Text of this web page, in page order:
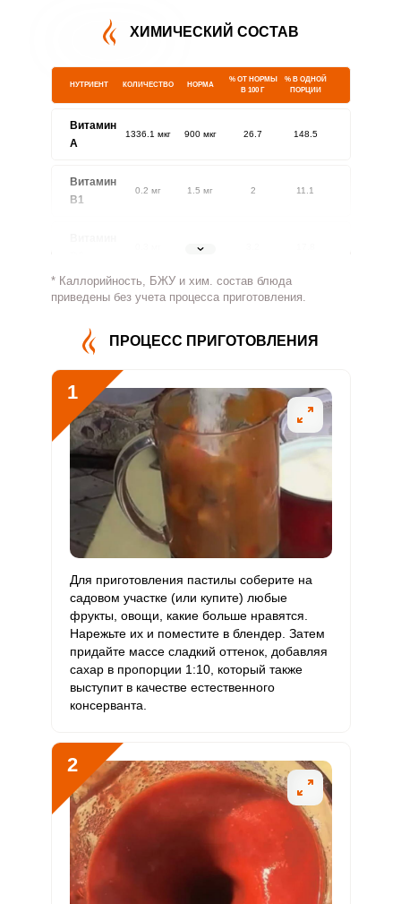
ХИМИЧЕСКИЙ СОСТАВ
НУТРИЕНТ КОЛИЧЕСТВО НОРМА
% ОТ НОРМЫ
В 100 Г
% В ОДНОЙ
ПОРЦИИ
Витамин
A
1336.1 мкг 900 мкг 26.7 148.5
Витамин
В1
0.2 мг 1.5 мг 2 11.1
1.8 мг
Витамин
14 мг 500 мг 0.5 2.8
Витамин
В5
Витамин
В6
0.3 мг 2 мг 13.9
Витамин
В9
15.5 мкг
Витамин
В12
0
Витамин
С
50 мкг 90 мкг 10 55.6
Витамин
D
Витамин
E
Биотин
Витамин
К
17.3 мкг 14.4
Витамин
РР
Калий
* Каллорийность, БЖУ и хим. состав блюда
приведены без учета процесса приготовления.
ПРОЦЕСС ПРИГОТОВЛЕНИЯ
1
Для приготовления пастилы соберите на
садовом участке (или купите) любые
фрукты, овощи, какие больше нравятся.
Нарежьте их и поместите в блендер. Затем
придайте массе сладкий оттенок, добавляя
сахар в пропорции 1:10, который также
выступит в качестве естественного
консерванта.
2
Сообщить об ошибке